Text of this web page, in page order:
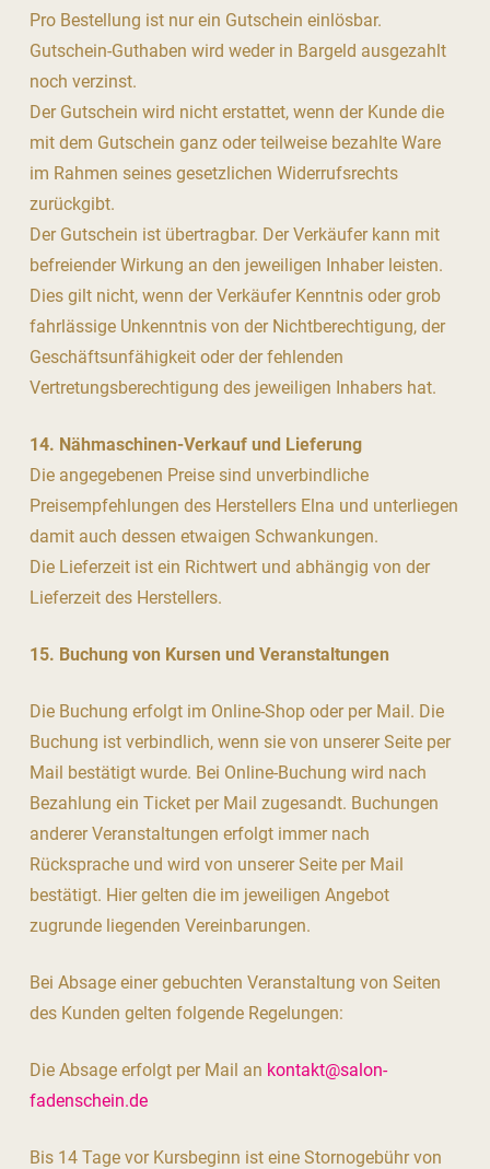
Pro Bestellung ist nur ein Gutschein einlösbar.
Gutschein-Guthaben wird weder in Bargeld ausgezahlt
noch verzinst.
Der Gutschein wird nicht erstattet, wenn der Kunde die
mit dem Gutschein ganz oder teilweise bezahlte Ware
im Rahmen seines gesetzlichen Widerrufsrechts
zurückgibt.
Der Gutschein ist übertragbar. Der Verkäufer kann mit
befreiender Wirkung an den jeweiligen Inhaber leisten.
Dies gilt nicht, wenn der Verkäufer Kenntnis oder grob
fahrlässige Unkenntnis von der Nichtberechtigung, der
Geschäftsunfähigkeit oder der fehlenden
Vertretungsberechtigung des jeweiligen Inhabers hat.
14. Nähmaschinen-Verkauf und Lieferung
Die angegebenen Preise sind unverbindliche
Preisempfehlungen des Herstellers Elna und unterliegen
damit auch dessen etwaigen Schwankungen.
Die Lieferzeit ist ein Richtwert und abhängig von der
Lieferzeit des Herstellers.
15. Buchung von Kursen und Veranstaltungen
Die Buchung erfolgt im Online-Shop oder per Mail. Die
Buchung ist verbindlich, wenn sie von unserer Seite per
Mail bestätigt wurde. Bei Online-Buchung wird nach
Bezahlung ein Ticket per Mail zugesandt. Buchungen
anderer Veranstaltungen erfolgt immer nach
Rücksprache und wird von unserer Seite per Mail
bestätigt. Hier gelten die im jeweiligen Angebot
zugrunde liegenden Vereinbarungen.
Bei Absage einer gebuchten Veranstaltung von Seiten
des Kunden gelten folgende Regelungen:
Die Absage erfolgt per Mail an kontakt@salon-
fadenschein.de
Bis 14 Tage vor Kursbeginn ist eine Stornogebühr von